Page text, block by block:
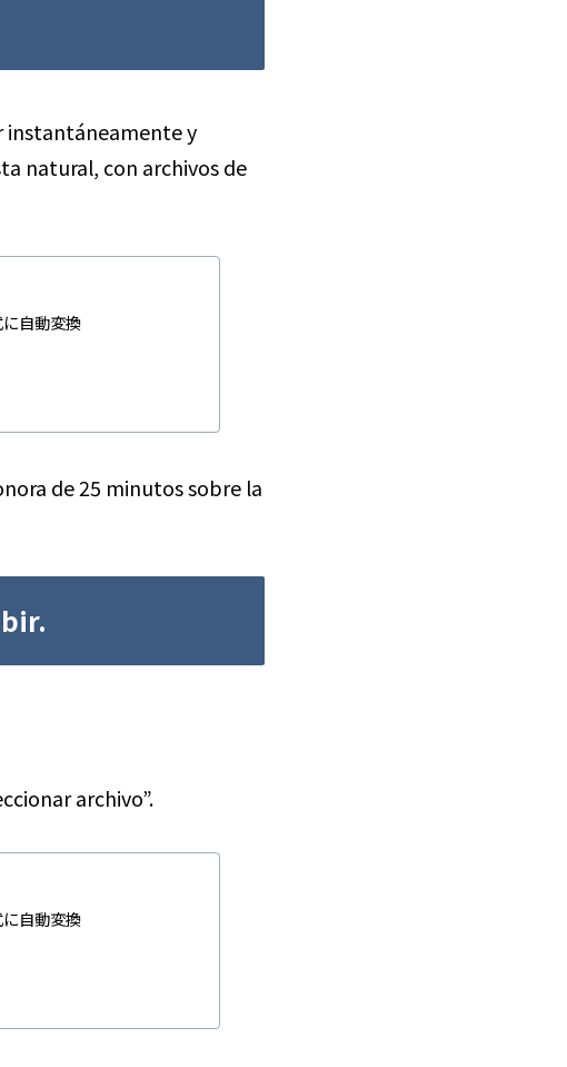
instantáneamente y
natural, con archivos de
自動変換
de 25 minutos sobre la
archivo”.
自動変換